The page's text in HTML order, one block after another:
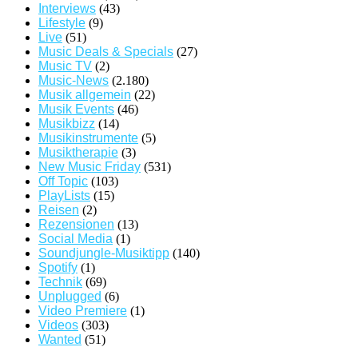
Interviews (43)
Lifestyle (9)
Live (51)
Music Deals & Specials (27)
Music TV (2)
Music-News (2.180)
Musik allgemein (22)
Musik Events (46)
Musikbizz (14)
Musikinstrumente (5)
Musiktherapie (3)
New Music Friday (531)
Off Topic (103)
PlayLists (15)
Reisen (2)
Rezensionen (13)
Social Media (1)
Soundjungle-Musiktipp (140)
Spotify (1)
Technik (69)
Unplugged (6)
Video Premiere (1)
Videos (303)
Wanted (51)